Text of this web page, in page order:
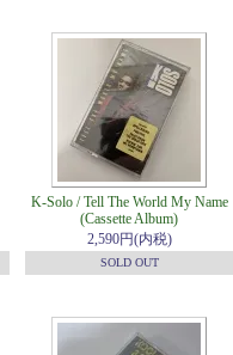
K-Solo / Tell The World My Name
(Cassette Album)
2,590円(内税)
SOLD OUT